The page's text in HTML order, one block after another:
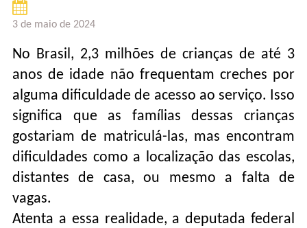
3 de maio de 2024
No Brasil, 2,3 milhões de crianças de até 3
anos de idade não frequentam creches por
alguma dificuldade de acesso ao serviço. Isso
significa que as famílias dessas crianças
gostariam de matriculá-las, mas encontram
dificuldades como a localização das escolas,
distantes de casa, ou mesmo a falta de
vagas.
Atenta a essa realidade, a deputada federal